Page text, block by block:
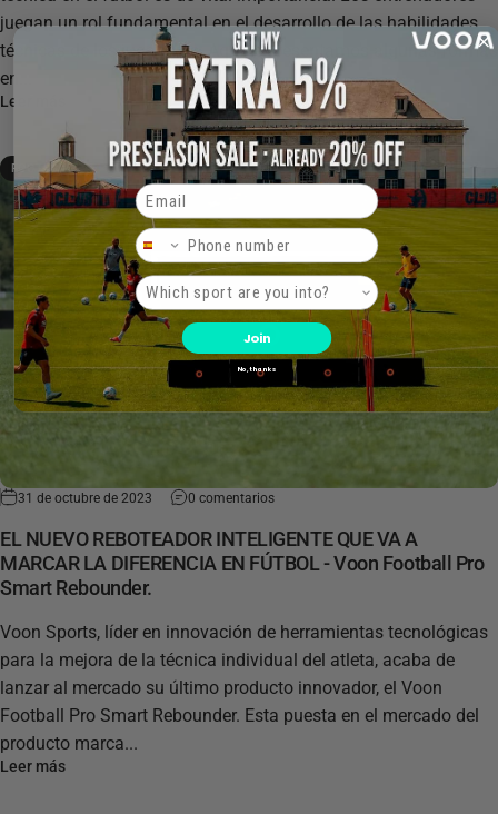
juegan un rol fundamental en el desarrollo de las habilidades
técnicas de los jugadores. Aquí te presentamos algunas formas
en...
Leer más
FOOTBALL
31 de octubre de 2023 0 comentarios
EL NUEVO REBOTEADOR INTELIGENTE QUE VA A
MARCAR LA DIFERENCIA EN FÚTBOL - Voon Football Pro
Smart Rebounder.
Voon Sports, líder en innovación de herramientas tecnológicas
para la mejora de la técnica individual del atleta, acaba de
lanzar al mercado su último producto innovador, el Voon
Football Pro Smart Rebounder. Esta puesta en el mercado del
producto marca...
Leer más
Email
Phone Number
Product interest
Join
No, thanks